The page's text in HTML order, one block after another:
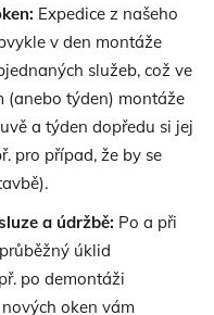
Expedice z našeho
v den montáže
služeb, což ve
(anebo týden) montáže
a týden dopředu si jej
pro případ, že by se
a údržbě: Po a při
úklid
po demontáži
oken vám